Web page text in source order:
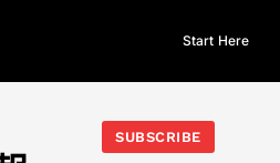
靠嘴巴」
今日熱門新聞TOP3｜西拉
Start Here
SUBSCRIBE